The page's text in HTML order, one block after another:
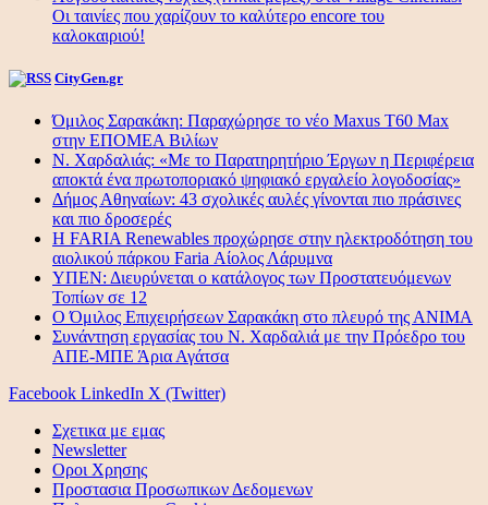
Οι ταινίες που χαρίζουν το καλύτερο encore του
καλοκαιριού!
CityGen.gr
Όμιλος Σαρακάκη: Παραχώρησε το νέο Maxus T60 Max
στην ΕΠΟΜΕΑ Βιλίων
Ν. Χαρδαλιάς: «Με το Παρατηρητήριο Έργων η Περιφέρεια
αποκτά ένα πρωτοποριακό ψηφιακό εργαλείο λογοδοσίας»
Δήμος Αθηναίων: 43 σχολικές αυλές γίνονται πιο πράσινες
και πιο δροσερές
Η FARIA Renewables προχώρησε στην ηλεκτροδότηση του
αιολικού πάρκου Faria Αίολος Λάρυμνα
ΥΠΕΝ: Διευρύνεται ο κατάλογος των Προστατευόμενων
Τοπίων σε 12
O Όμιλος Επιχειρήσεων Σαρακάκη στο πλευρό της ΑΝΙΜΑ
Συνάντηση εργασίας του Ν. Χαρδαλιά με την Πρόεδρο του
ΑΠΕ-ΜΠΕ Άρια Αγάτσα
Facebook LinkedIn X (Twitter)
Σχετικα με εμας
Newsletter
Οροι Χρησης
Προστασια Προσωπικων Δεδομενων